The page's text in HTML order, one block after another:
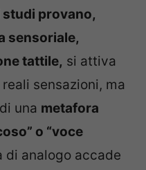
provano,
sensoriale,
tattile, si attiva
sensazioni, ma
una metafora
o “voce
di analogo accade